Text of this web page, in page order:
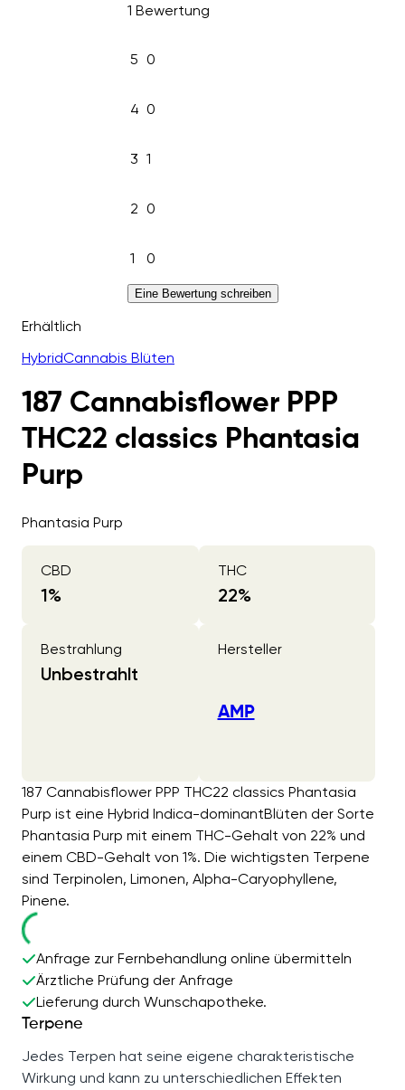
1 Bewertung
5 0
4 0
3 1
2 0
1 0
Eine Bewertung schreiben
Erhältlich
HybridCannabis Blüten
187 Cannabisflower PPP
THC22 classics Phantasia
Purp
Phantasia Purp
CBD
1%
THC
22%
Bestrahlung
Unbestrahlt
Hersteller
AMP
187 Cannabisflower PPP THC22 classics Phantasia
Purp ist eine Hybrid Indica-dominantBlüten der Sorte
Phantasia Purp mit einem THC-Gehalt von 22% und
einem CBD-Gehalt von 1%. Die wichtigsten Terpene
sind Terpinolen, Limonen, Alpha-Caryophyllene,
Pinene.
Anfrage zur Fernbehandlung online übermitteln
Ärztliche Prüfung der Anfrage
Lieferung durch Wunschapotheke.
Terpene
Jedes Terpen hat seine eigene charakteristische
Wirkung und kann zu unterschiedlichen Effekten